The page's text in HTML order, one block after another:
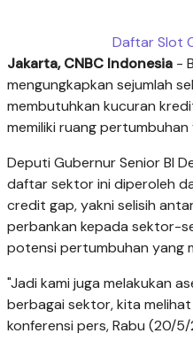
Daftar Slot
Jakarta, CNBC Indonesia -
mengungkapkan sejumlah
membutuhkan kucuran
memiliki ruang
Deputi Gubernur Senior BI
daftar sektor ini diperoleh
credit gap, yakni selisih
perbankan kepada sektor-
potensi pertumbuhan yang
"Jadi kami juga melakukan
berbagai sektor, kita
konferensi pers, Rabu (20/